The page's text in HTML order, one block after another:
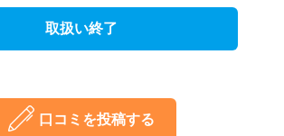
取扱い終了
口コミを投稿する